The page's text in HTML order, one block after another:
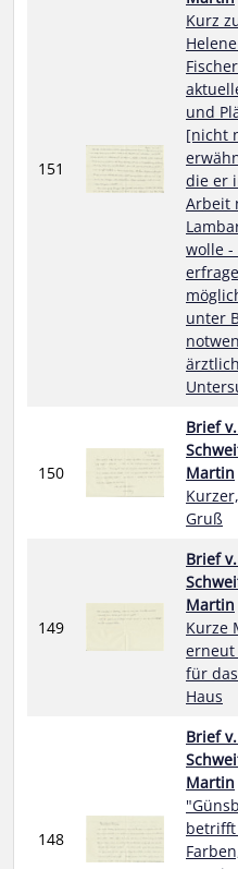
151
Kurz
und
[nicht
die er
Arbeit
wolle -
unter
150
Brief
Martin
Gruß
149
Brief
Martin
Kurze
erneut
für
Haus
148
Brief
Martin